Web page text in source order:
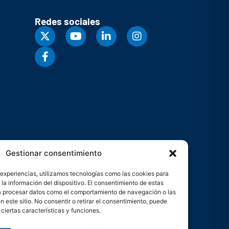
Gestionar consentimiento
utilizamos tecnologías como las cookies para
información del dispositivo. El consentimiento de estas
datos como el comportamiento de navegación o las
este sitio. No consentir o retirar el consentimiento, puede
características y funciones.
Redes sociales